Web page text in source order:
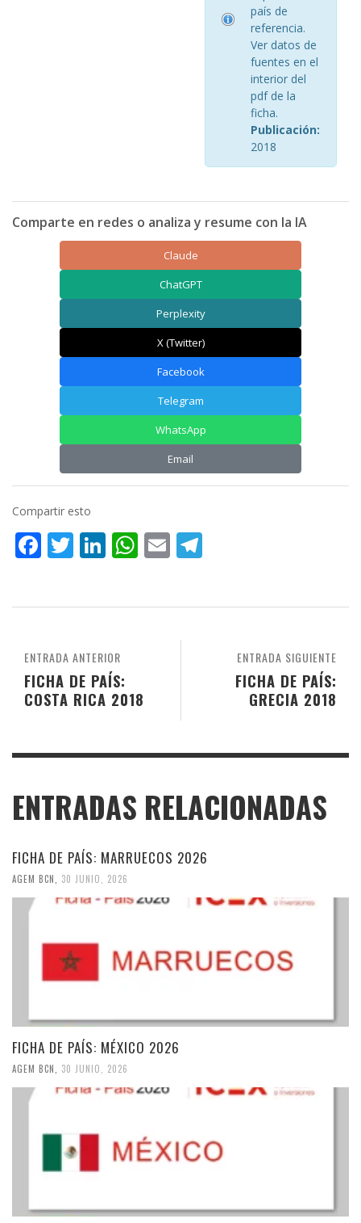
país de
referencia.
Ver datos de
fuentes en el
interior del
pdf de la
ficha.
Publicación:
2018
Comparte en redes o analiza y resume con la IA
Claude
ChatGPT
Perplexity
X (Twitter)
Facebook
Telegram
WhatsApp
Email
Compartir esto
Facebook
Twitter
LinkedIn
WhatsApp
Email
ENTRADA SIGUIENTE
FICHA DE PAÍS:
GRECIA 2018
ENTRADA ANTERIOR
FICHA DE PAÍS:
COSTA RICA 2018
ENTRADAS RELACIONADAS
FICHA DE PAÍS: MARRUECOS 2026
AGEM BCN 30 JUNIO, 2026
FICHA DE PAÍS: MÉXICO 2026
AGEM BCN 30 JUNIO, 2026